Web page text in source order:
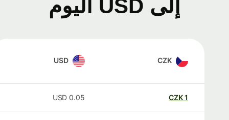
إلى USD اليوم
CZK
USD
CZK
0.05
USD